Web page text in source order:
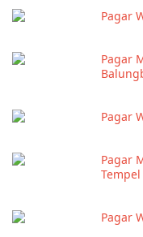
Pagar
Pagar
Pagar
Pagar
Tempel
Pagar